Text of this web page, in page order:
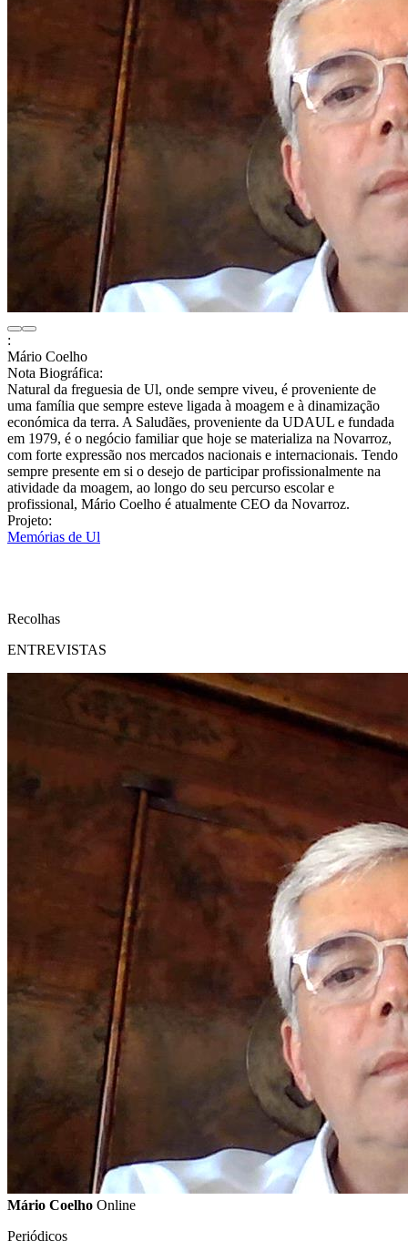
:
Mário Coelho
Nota Biográfica:
Natural da freguesia de Ul, onde sempre viveu, é proveniente de
uma família que sempre esteve ligada à moagem e à dinamização
económica da terra. A Saludães, proveniente da UDAUL e fundada
em 1979, é o negócio familiar que hoje se materializa na Novarroz,
com forte expressão nos mercados nacionais e internacionais. Tendo
sempre presente em si o desejo de participar profissionalmente na
atividade da moagem, ao longo do seu percurso escolar e
profissional, Mário Coelho é atualmente CEO da Novarroz.
Projeto:
Memórias de Ul
Recolhas
ENTREVISTAS
Mário Coelho Online
Periódicos